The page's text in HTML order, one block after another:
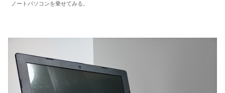
ノートパソコンを乗せてみる。